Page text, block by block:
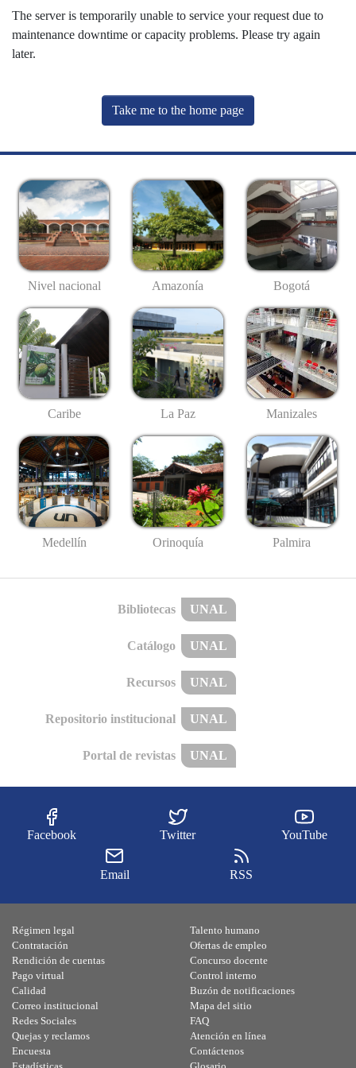
The server is temporarily unable to service your request due to
maintenance downtime or capacity problems. Please try again
later.
Take me to the home page
Nivel nacional Amazonía Bogotá
Caribe La Paz Manizales
Medellín Orinoquía Palmira
Bibliotecas UNAL
Catálogo UNAL
Recursos UNAL
Repositorio institucional UNAL
Portal de revistas UNAL
Facebook Twitter YouTube
Email RSS
Régimen legal
Contratación
Rendición de cuentas
Pago virtual
Calidad
Talento humano
Ofertas de empleo
Concurso docente
Control interno
Buzón de notificaciones
Correo institucional
Redes Sociales
Quejas y reclamos
Encuesta
Mapa del sitio
FAQ
Atención en línea
Contáctenos